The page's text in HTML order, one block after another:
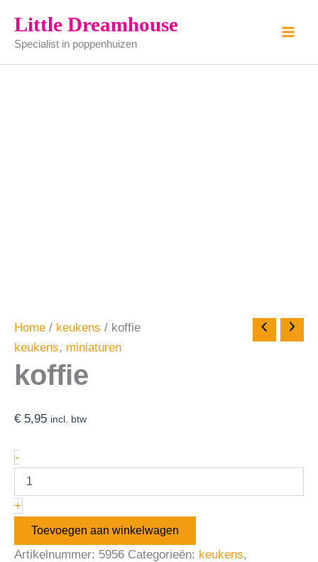
naar
inhoud
Little Dreamhouse
Specialist in poppenhuizen
Home / keukens / koffie
keukens, miniaturen
koffie
€ 5,95 incl. btw
-
aantal
+
Toevoegen aan winkelwagen
Artikelnummer: 5956 Categorieën: keukens,